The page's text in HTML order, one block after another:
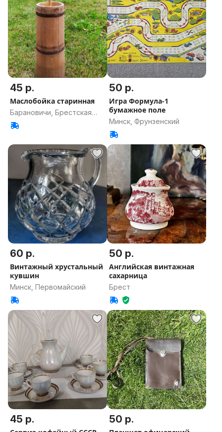
45 р.
Маслобойка старинная
Барановичи, Брестская
область
50 р.
Игра Формула-1
бумажное поле
Минск, Фрунзенский
60 р.
Винтажный хрустальный
кувшин
Минск, Первомайский
50 р.
Английская винтажная
сахарница
Брест
45 р. 50 р.